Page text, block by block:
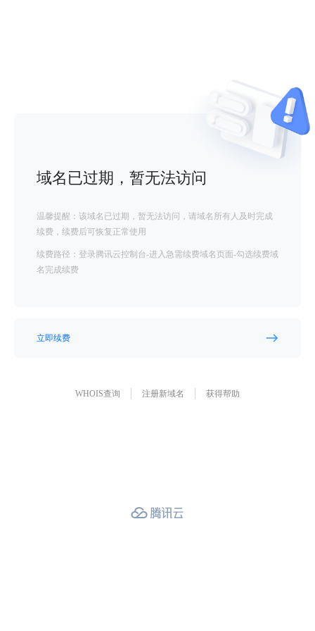
域名已过期，暂无法访问
温馨提醒：该域名已过期，暂无法访问，请域名所有人及时完成
续费，续费后可恢复正常使用
续费路径：登录腾讯云控制台-进入急需续费域名页面-勾选续费域
名完成续费
立即续费
WHOIS查询 注册新域名 获得帮助